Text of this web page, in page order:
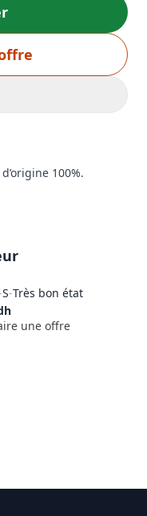
100%.
S-Très bon état
une offre